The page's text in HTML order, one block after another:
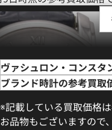
ヴァシュロン・コンスタ
ブランド時計の参考買取
※記載している買取価格
お品物もございますので